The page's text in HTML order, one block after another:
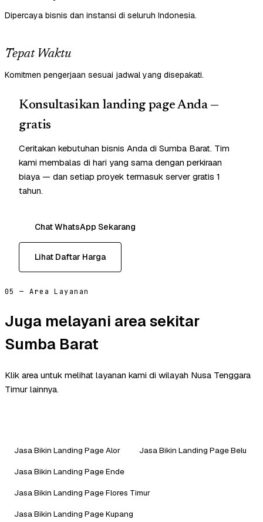
Dipercaya bisnis dan instansi di seluruh Indonesia.
Tepat Waktu
Komitmen pengerjaan sesuai jadwal yang disepakati.
Konsultasikan landing page Anda —
gratis
Ceritakan kebutuhan bisnis Anda di Sumba Barat. Tim
kami membalas di hari yang sama dengan perkiraan
biaya — dan setiap proyek termasuk server gratis 1
tahun.
Chat WhatsApp Sekarang
Lihat Daftar Harga
05 — Area Layanan
Juga melayani area sekitar
Sumba Barat
Klik area untuk melihat layanan kami di wilayah Nusa Tenggara
Timur lainnya.
Jasa Bikin Landing Page Alor
Jasa Bikin Landing Page Belu
Jasa Bikin Landing Page Ende
Jasa Bikin Landing Page Flores Timur
Jasa Bikin Landing Page Kupang